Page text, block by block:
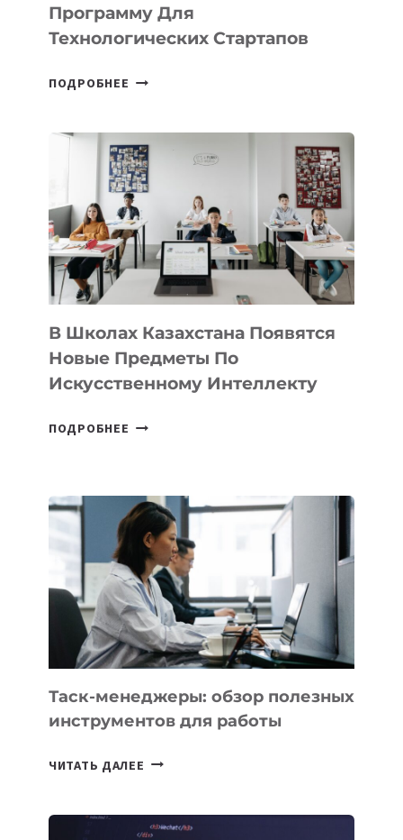
ПРЕДПРИНИМАТЕЛЬСТВО
Программу Для
Технологических Стартапов
ПОДРОБНЕЕ ОТКРЫТ
DEAL
VELOCITY
BY
MOST
—
МЕЖДУНАРОДНУЮ
ПРОГРАММУ
ДЛЯ
ТЕХНОЛОГИЧЕСКИХ
В Школах Казахстана Появятся
Новые Предметы По
Искусственному Интеллекту
ПОДРОБНЕЕ
НОВЫЕ
ПРЕДМЕТЫ
ПО
ИСКУССТВЕННОМУ
ИНТЕЛЛЕКТУ
Таск-менеджеры: обзор полезных
инструментов для работы
ЧИТАТЬ ДАЛЕЕ ТАСК-
ПОЛЕЗНЫХ